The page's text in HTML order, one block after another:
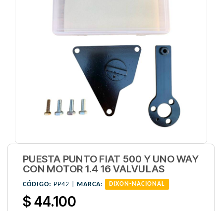
PUESTA PUNTO FIAT 500 Y UNO WAY
CON MOTOR 1.4 16 VALVULAS
CÓDIGO: PP42 | MARCA: DIXON-NACIONAL
$ 44.100